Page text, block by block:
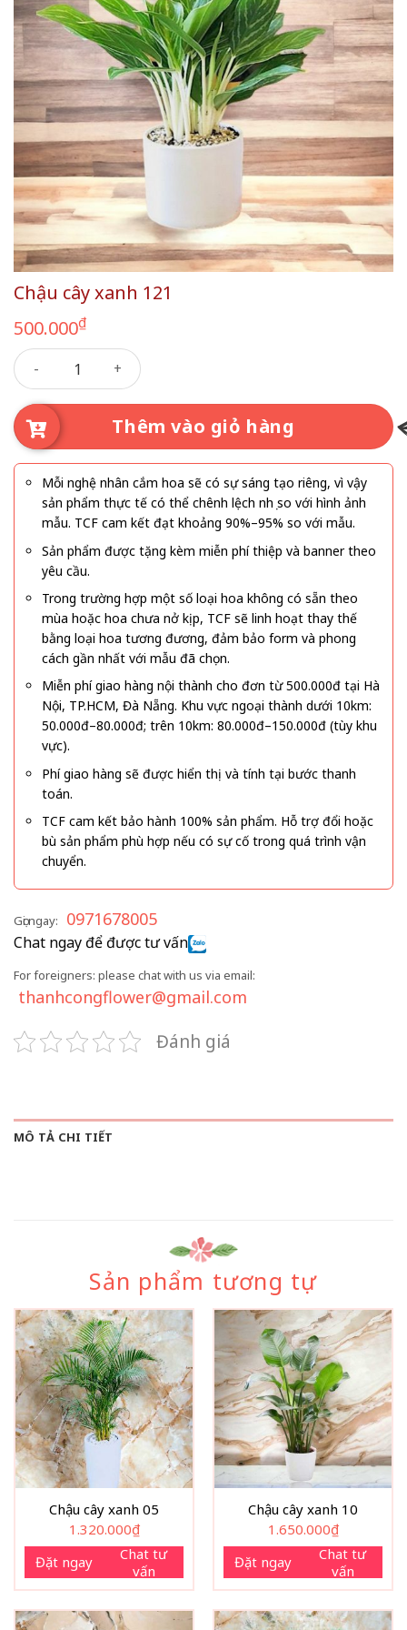
Chậu cây xanh 121
500.000₫
Chậu cây xanh 121 số lượng
Thêm vào giỏ hàng
Mỗi nghệ nhân cắm hoa sẽ có sự sáng tạo riêng, vì vậy
sản phẩm thực tế có thể chênh lệch nhẹ so với hình ảnh
mẫu. TCF cam kết đạt khoảng 90%–95% so với mẫu.
Sản phẩm được tặng kèm miễn phí thiệp và banner theo
yêu cầu.
Trong trường hợp một số loại hoa không có sẵn theo
mùa hoặc hoa chưa nở kịp, TCF sẽ linh hoạt thay thế
bằng loại hoa tương đương, đảm bảo form và phong
cách gần nhất với mẫu đã chọn.
Miễn phí giao hàng nội thành cho đơn từ 500.000đ tại Hà
Nội, TP.HCM, Đà Nẵng. Khu vực ngoại thành dưới 10km:
50.000đ–80.000đ; trên 10km: 80.000đ–150.000đ (tùy khu
vực).
Phí giao hàng sẽ được hiển thị và tính tại bước thanh
toán.
TCF cam kết bảo hành 100% sản phẩm. Hỗ trợ đổi hoặc
bù sản phẩm phù hợp nếu có sự cố trong quá trình vận
chuyển.
Gọi ngay: 0971678005
Chat ngay để được tư vấn
For foreigners: please chat with us via email:
thanhcongflower@gmail.com
Đánh giá
MÔ TẢ CHI TIẾT
Sản phẩm tương tự
Chậu cây xanh 05
1.320.000₫
Đặt ngay
Chat tư
vấn
Chậu cây xanh 10
1.650.000₫
Đặt ngay
Chat tư
vấn